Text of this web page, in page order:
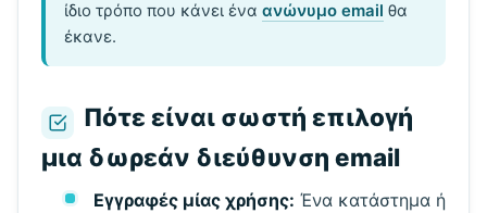
ίδιο τρόπο που κάνει έναανώνυμο email θα
έκανε.
Πότε είναι σωστή επιλογή
μια δωρεάν διεύθυνση email
Εγγραφές μίας χρήσης: Ένα κατάστημα ή